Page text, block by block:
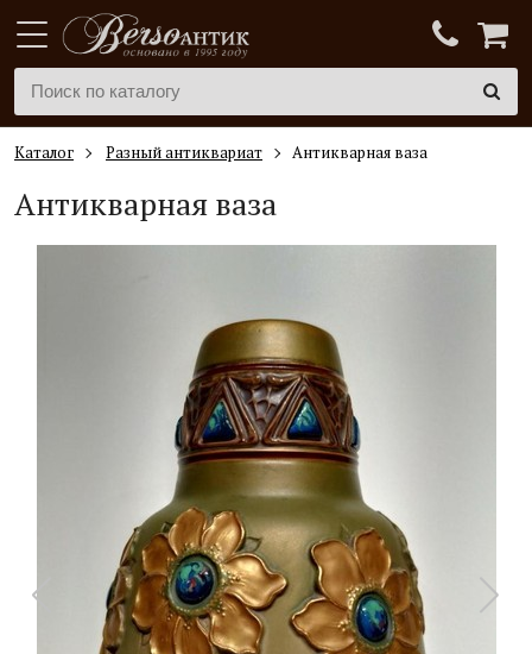
Каталог Разный антиквариат Антикварная ваза
Антикварная ваза